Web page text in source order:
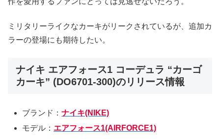
ミリタリーライクなカーキがリークされているが、追加カ
ラーの登場にも期待したい。
ナイキ エアフォース1 コーデュラ “カーゴ
カーキ” (DO6701-300)のリリース情報
ブランド：ナイキ(NIKE)
モデル： エアフォース1(AIRFORCE1)